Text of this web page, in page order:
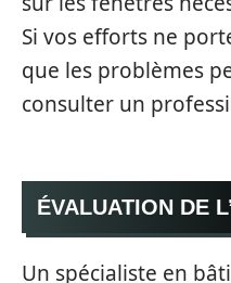
Si vos efforts ne
que les problèmes
consulter un
ÉVALUATION DE
Un spécialiste en